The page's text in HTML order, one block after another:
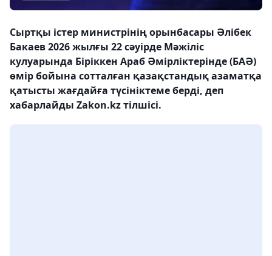
Сыртқы істер министрінің орынбасары Әлібек
Бакаев 2026 жылғы 22 сәуірде Мәжіліс
кулуарында Біріккен Араб Әмірліктерінде (БАӘ)
өмір бойына сотталған қазақстандық азаматқа
қатысты жағдайға түсініктеме берді, деп
хабарлайды Zakon.kz тілшісі.